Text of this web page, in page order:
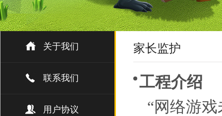
关于我们
联系我们
用户协议
家长监护
工程介绍
“网络游